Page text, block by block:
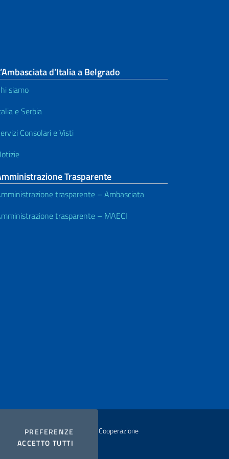
PREFERENZE COOKIES
ACCETTO TUTTI
d’Italia a Belgrado
siamo
e Serbia
Consolari e Visti
Trasparente
trasparente – Ambasciata
trasparente – MAECI
degli Affari Esteri e della Cooperazione